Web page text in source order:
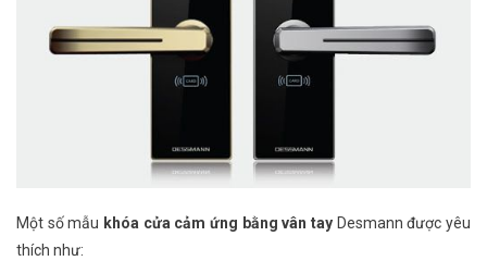
Một số mẫu khóa cửa cảm ứng bằng vân tay Desmann được yêu
thích như: